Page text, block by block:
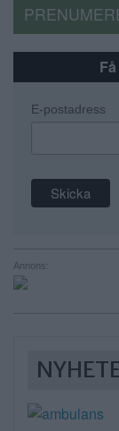
E-postadress
Annons: